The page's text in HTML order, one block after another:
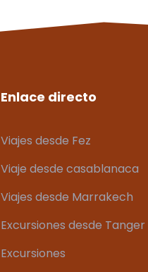
Enlace directo
Viajes desde Fez
Viaje desde casablanaca
Viajes desde Marrakech
Excursiones desde Tanger
Excursiones